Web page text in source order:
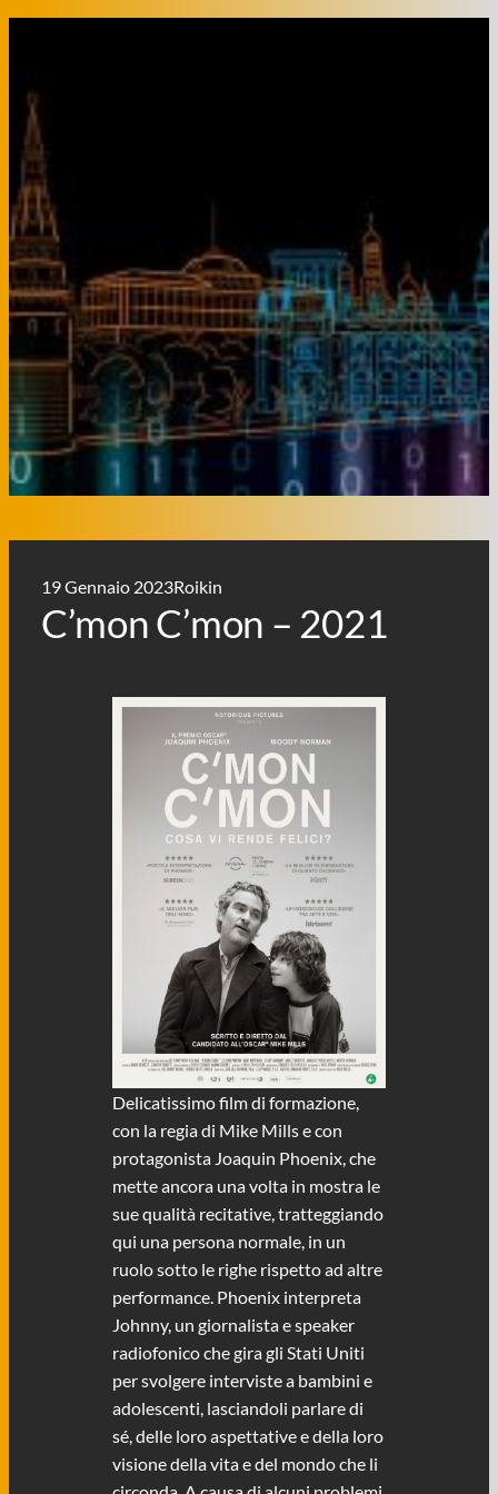
19 Gennaio 2023Roikin
C’mon C’mon – 2021
Delicatissimo film di formazione,
con la regia di Mike Mills e con
protagonista Joaquin Phoenix, che
mette ancora una volta in mostra le
sue qualità recitative, tratteggiando
qui una persona normale, in un
ruolo sotto le righe rispetto ad altre
performance. Phoenix interpreta
Johnny, un giornalista e speaker
radiofonico che gira gli Stati Uniti
per svolgere interviste a bambini e
adolescenti, lasciandoli parlare di
sé, delle loro aspettative e della loro
visione della vita e del mondo che li